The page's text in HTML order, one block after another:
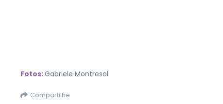
Fotos:Gabriele Montresol
Compartilhe